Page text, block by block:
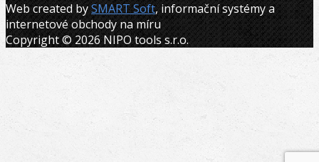
Web created bySMART Soft, informační systémy a
internetové obchody na míru
Copyright © 2026 NIPO tools s.r.o.